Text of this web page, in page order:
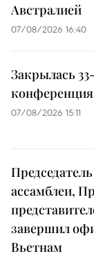
Австралией
07/08/2026 16:40
Закрылась
конференция
07/08/2026 15:11
ассамблеи,
завершил
Вьетнам